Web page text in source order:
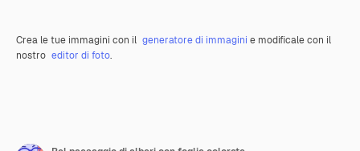
Crea le tue immagini con il generatore di immagini e modificale con il
nostro editor di foto.